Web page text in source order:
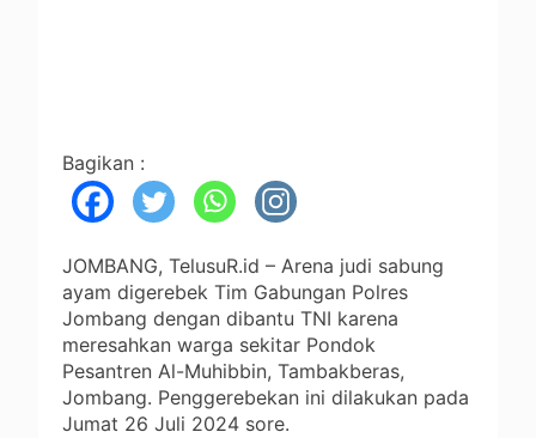
Bagikan :
JOMBANG, TelusuR.id – Arena judi sabung
ayam digerebek Tim Gabungan Polres
Jombang dengan dibantu TNI karena
meresahkan warga sekitar Pondok
Pesantren Al-Muhibbin, Tambakberas,
Jombang. Penggerebekan ini dilakukan pada
Jumat 26 Juli 2024 sore.